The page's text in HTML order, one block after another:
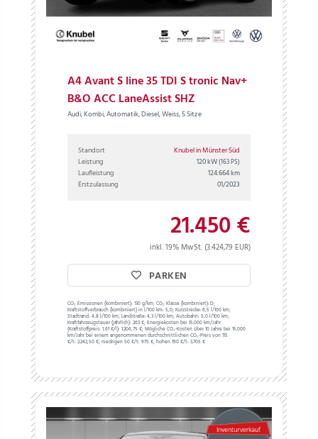
A4 Avant S line 35 TDI S tronic Nav+
B&O ACC LaneAssist SHZ
Audi, Kombi, Automatik, Diesel, Weiss, 5 Sitze
Standort
Knubel in Münster Süd
Leistung
120 kW(163 PS)
Laufleistung
124.664 km
Erstzulassung
01/2023
21.450 €
inkl. 19% MwSt. (3.424,79 EUR)
PARKEN
CO₂ Emissionen (kombiniert): 130 g/km;CO₂ Klasse (kombiniert): D;
Kraftstoffverbrauch (kombiniert) in l/100 km: 5,0;Kurzstrecke: 6,5 l/100 km;
Stadtrand: 4,8 l/100 km;Landstraße: 4,3 l/100 km;Autobahn: 5,0 l/100 km;
Kraftfahrzeugsteuer (jährlich): 263 €;Energiekosten bei 15.000 km/Jahr
(Kraftstoffpreis: 1,61€/l): 1.206,75 €;Mögliche CO₂-Kosten über 10 Jahre bei 15.000
km/Jahr bei einem angenommenen durchschnittlichen CO₂-Preis von 115
€/t: 2.242,50 €; niedrigen 50 €/t: 975 €; hohen 190 €/t: 3.705 €